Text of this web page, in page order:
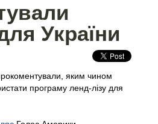
України
яким чином
програму ленд-лізу для